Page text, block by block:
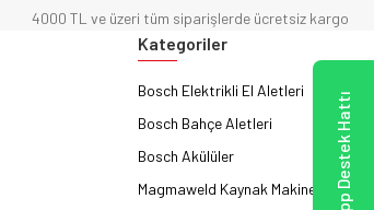
4000 TL ve üzeri tüm siparişlerde ücretsiz kargo
Kategoriler
Bosch Elektrikli El Aletleri
Bosch Bahçe Aletleri
Bosch Akülüler
Magmaweld Kaynak Makineleri